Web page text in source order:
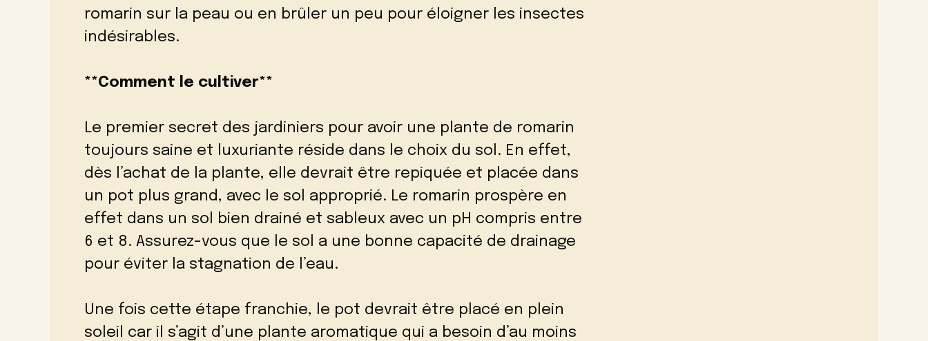
romarin sur la peau ou en brûler un peu pour éloigner les insectes
indésirables.
**Comment le cultiver**
Le premier secret des jardiniers pour avoir une plante de romarin
toujours saine et luxuriante réside dans le choix du sol. En effet,
dès l’achat de la plante, elle devrait être repiquée et placée dans
un pot plus grand, avec le sol approprié. Le romarin prospère en
effet dans un sol bien drainé et sableux avec un pH compris entre
6 et 8. Assurez-vous que le sol a une bonne capacité de drainage
pour éviter la stagnation de l’eau.
Une fois cette étape franchie, le pot devrait être placé en plein
soleil car il s’agit d’une plante aromatique qui a besoin d’au moins